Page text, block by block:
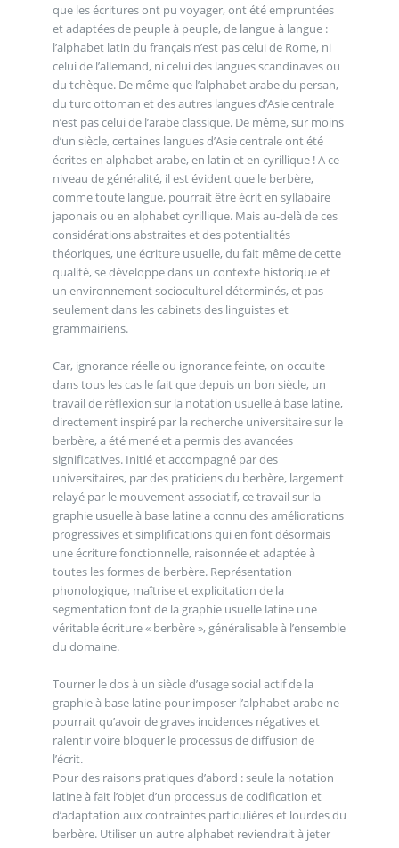
que les écritures ont pu voyager, ont été empruntées
et adaptées de peuple à peuple, de langue à langue :
l’alphabet latin du français n’est pas celui de Rome, ni
celui de l’allemand, ni celui des langues scandinaves ou
du tchèque. De même que l’alphabet arabe du persan,
du turc ottoman et des autres langues d’Asie centrale
n’est pas celui de l’arabe classique. De même, sur moins
d’un siècle, certaines langues d’Asie centrale ont été
écrites en alphabet arabe, en latin et en cyrillique ! A ce
niveau de généralité, il est évident que le berbère,
comme toute langue, pourrait être écrit en syllabaire
japonais ou en alphabet cyrillique. Mais au-delà de ces
considérations abstraites et des potentialités
théoriques, une écriture usuelle, du fait même de cette
qualité, se développe dans un contexte historique et
un environnement socioculturel déterminés, et pas
seulement dans les cabinets des linguistes et
grammairiens.
Car, ignorance réelle ou ignorance feinte, on occulte
dans tous les cas le fait que depuis un bon siècle, un
travail de réflexion sur la notation usuelle à base latine,
directement inspiré par la recherche universitaire sur le
berbère, a été mené et a permis des avancées
significatives. Initié et accompagné par des
universitaires, par des praticiens du berbère, largement
relayé par le mouvement associatif, ce travail sur la
graphie usuelle à base latine a connu des améliorations
progressives et simplifications qui en font désormais
une écriture fonctionnelle, raisonnée et adaptée à
toutes les formes de berbère. Représentation
phonologique, maîtrise et explicitation de la
segmentation font de la graphie usuelle latine une
véritable écriture « berbère », généralisable à l’ensemble
du domaine.
Tourner le dos à un siècle d’usage social actif de la
graphie à base latine pour imposer l’alphabet arabe ne
pourrait qu’avoir de graves incidences négatives et
ralentir voire bloquer le processus de diffusion de
l’écrit.
Pour des raisons pratiques d’abord : seule la notation
latine à fait l’objet d’un processus de codification et
d’adaptation aux contraintes particulières et lourdes du
berbère. Utiliser un autre alphabet reviendrait à jeter